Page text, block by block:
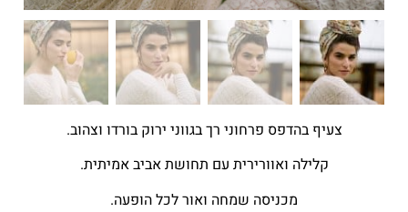
צעיף בהדפס פרחוני רך בגווני ירוק בורדו וצהוב.
קלילה ואוורירית עם תחושת אביב אמיתית.
מכניסה שמחה ואור לכל הופעה.